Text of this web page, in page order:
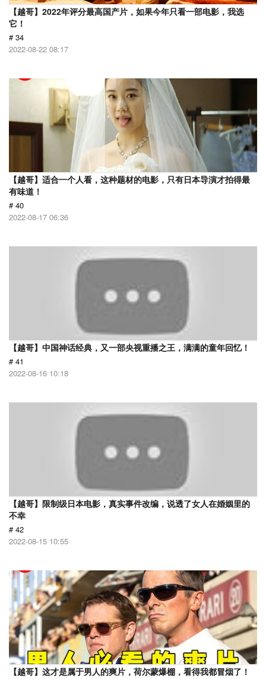
【越哥】2022年评分最高国产片，如果今年只看一部电影，我选
它！
# 34
2022-08-22 08:17
【越哥】适合一个人看，这种题材的电影，只有日本导演才拍得最
有味道！
# 40
2022-08-17 06:36
【越哥】中国神话经典，又一部央视重播之王，满满的童年回忆！
# 41
2022-08-16 10:18
【越哥】限制级日本电影，真实事件改编，说透了女人在婚姻里的
不幸
# 42
2022-08-15 10:55
【越哥】这才是属于男人的爽片，荷尔蒙爆棚，看得我都冒烟了！